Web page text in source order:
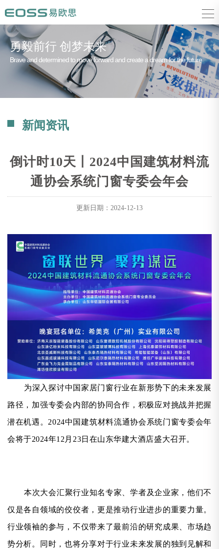
勇毅前行 创梦未来
Brave and determined to move forward and create a dream for the future
新闻资讯
倒计时10天丨2024中国建筑材料流
通协会系统门窗专委会年会
更新日期： 2024-12-13
为深入探讨中国家居门窗行业在新形势下的未来发展
路径，加强专委会内部的协同合作，积极应对挑战并把握
潜在机遇。2024中国建筑材料流通协会系统门窗专委会年
会将于2024年12月23日在山东华建大酒店盛大召开。
本次大会汇聚行业知名专家、学者及企业家，他们不
仅是各自领域的佼佼者，更是推动行业进步的重要力量。
行业领袖的参与，不仅带来了最前沿的研究成果、市场趋
势分析。同时，也将分享对于行业未来发展的独到见解和